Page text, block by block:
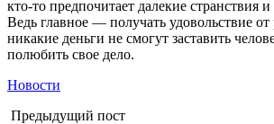
кто-то предпочитает далекие странствия
Ведь главное — получать удовольствие от
никакие деньги не смогут заставить
полюбить свое дело.
Новости
Предыдущий пост